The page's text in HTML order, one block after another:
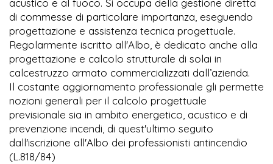
acustico e al fuoco. Si occupa della gestione diretta
di commesse di particolare importanza, eseguendo
progettazione e assistenza tecnica progettuale.
Regolarmente iscritto all'Albo, è dedicato anche alla
progettazione e calcolo strutturale di solai in
calcestruzzo armato commercializzati dall’azienda.
Il costante aggiornamento professionale gli permette
nozioni generali per il calcolo progettuale
previsionale sia in ambito energetico, acustico e di
prevenzione incendi, di quest'ultimo seguito
dall'iscrizione all'Albo dei professionisti antincendio
(L.818/84)